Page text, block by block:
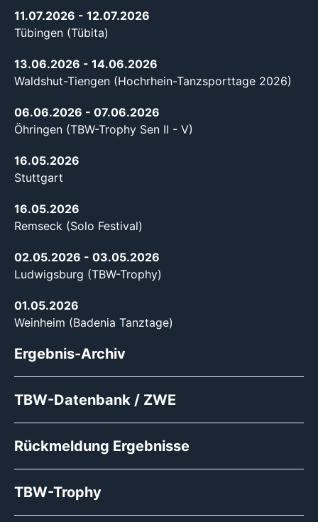
11.07.2026 - 12.07.2026
Tübingen (Tübita)
13.06.2026 - 14.06.2026
Waldshut-Tiengen (Hochrhein-Tanzsporttage 2026)
06.06.2026 - 07.06.2026
Öhringen (TBW-Trophy Sen II - V)
16.05.2026
Stuttgart
16.05.2026
Remseck (Solo Festival)
02.05.2026 - 03.05.2026
Ludwigsburg (TBW-Trophy)
01.05.2026
Weinheim (Badenia Tanztage)
Ergebnis-Archiv
TBW-Datenbank / ZWE
Rückmeldung Ergebnisse
TBW-Trophy